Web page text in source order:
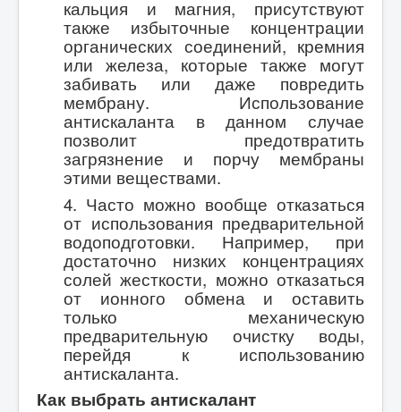
кальция и магния, присутствуют
также избыточные концентрации
органических соединений, кремния
или железа, которые также могут
забивать или даже повредить
мембрану. Использование
антискаланта в данном случае
позволит предотвратить
загрязнение и порчу мембраны
этими веществами.
4. Часто можно вообще отказаться
от использования предварительной
водоподготовки. Например, при
достаточно низких концентрациях
солей жесткости, можно отказаться
от ионного обмена и оставить
только механическую
предварительную очистку воды,
перейдя к использованию
антискаланта.
Как выбрать антискалант